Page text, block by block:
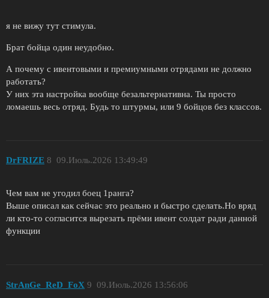
я не вижу тут стимула.
Брат бойца один неудобно.
А почему с ивентовыми и премиумными отрядами не должно
работать?
У них эта настройка вообще безальтернативна. Ты просто
ломаешь весь отряд. Будь то штурмы, или 9 бойцов без классов.
DrFRIZE 09.Июль.2026 13:49:49
8
Чем вам не угодил боец 1ранга?
Выше описал как сейчас это реально и быстро сделать.Но вряд
ли кто-то согласится вырезать прёми ивент солдат ради данной
функции
StrAnGe_ReD_FoX 09.Июль.2026 13:56:06
9